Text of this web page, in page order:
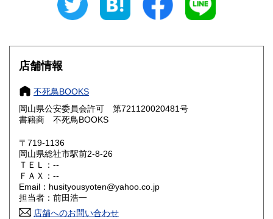
300円 福井県
300円 300円
岐阜県
愛知県
滋賀県 300円
大阪府 300円
奈良県
鳥取県
店舗情報
不死鳥BOOKS
岡山県公安委員会許可 第721120020481号
書籍商 不死鳥BOOKS
〒719-1136
岡山県総社市駅前2-8-26
ＴＥＬ：--
ＦＡＸ：--
Email：husityousyoten@yahoo.co.jp
担当者：前田浩一
店舗へのお問い合わせ